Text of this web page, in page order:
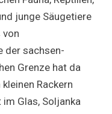
junge Säugetiere
von
der sachsen-
Grenze hat da
Rackern
Glas, Soljanka